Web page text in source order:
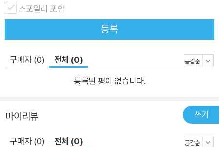
스포일러 포함
등록
구매자 (0) 전체 (0)
등록된 평이 없습니다.
마이리뷰 쓰기
구매자 (0) 전체 (0)